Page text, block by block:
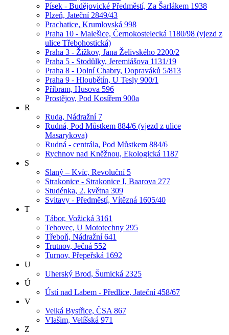
Písek - Budějovické Předměstí, Za Šarlákem 1938
Plzeň, Jateční 2849/43
Prachatice, Krumlovská 998
Praha 10 - Malešice, Černokostelecká 1180/98 (vjezd z
ulice Třebohostická)
Praha 3 - Žižkov, Jana Želivského 2200/2
Praha 5 - Stodůlky, Jeremiášova 1131/19
Praha 8 - Dolní Chabry, Dopraváků 5/813
Praha 9 - Hloubětín, U Tesly 900/1
Příbram, Husova 596
Prostějov, Pod Kosířem 900a
R
Ruda, Nádražní 7
Rudná, Pod Můstkem 884/6 (vjezd z ulice
Masarykova)
Rudná - centrála, Pod Můstkem 884/6
Rychnov nad Kněžnou, Ekologická 1187
S
Slaný – Kvíc, Revoluční 5
Strakonice - Strakonice I, Baarova 277
Studénka, 2. května 309
Svitavy - Předměstí, Vítězná 1605/40
T
Tábor, Vožická 3161
Tehovec, U Mototechny 295
Třeboň, Nádražní 641
Trutnov, Ječná 552
Turnov, Přepeřská 1692
U
Uherský Brod, Šumická 2325
Ú
Ústí nad Labem - Předlice, Jateční 458/67
V
Velká Bystřice, ČSA 867
Vlašim, Velíšská 971
Z